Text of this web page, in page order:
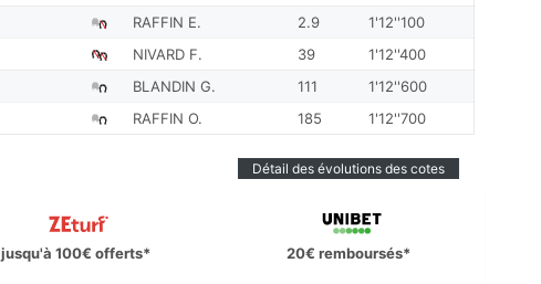
RAFFIN E. 2.9
1'12''100
NIVARD F. 39
1'12''400
BLANDIN G. 111
1'12''600
RAFFIN O. 185 1'12''700
Détail des évolutions des cotes
jusqu'à 100€ offerts* 20€ remboursés*